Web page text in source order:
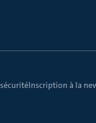
Inscription à la